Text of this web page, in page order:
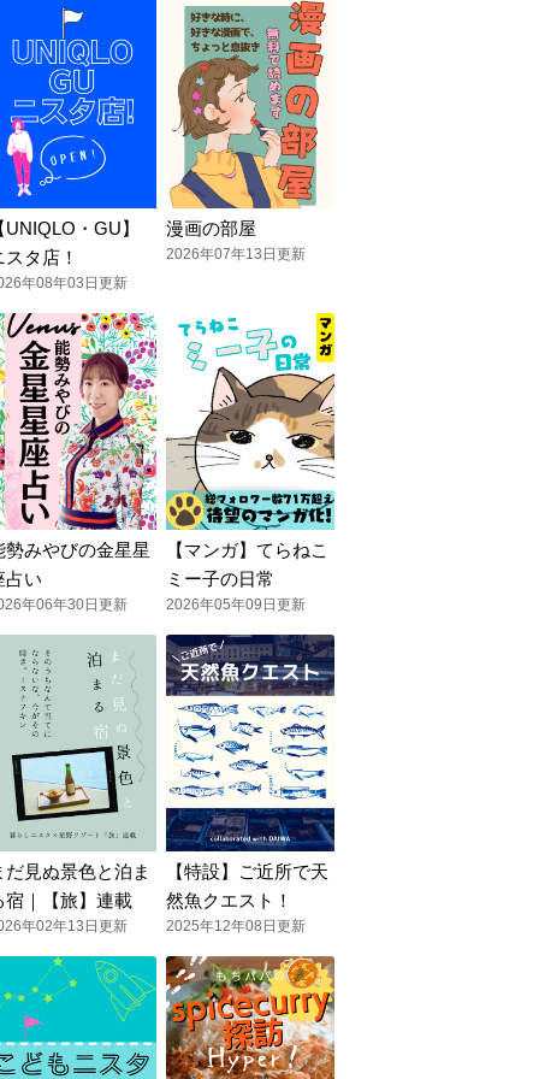
UNIQLO・GU】
スタ店！
年08年03日更新
漫画の部屋
2026年07年13日更新
勢みやびの金星星
占い
年06年30日更新
【マンガ】てらねこ
ミー子の日常
2026年05年09日更新
だ見ぬ景色と泊ま
宿｜【旅】連載
年02年13日更新
【特設】ご近所で天
然魚クエスト！
2025年12年08日更新